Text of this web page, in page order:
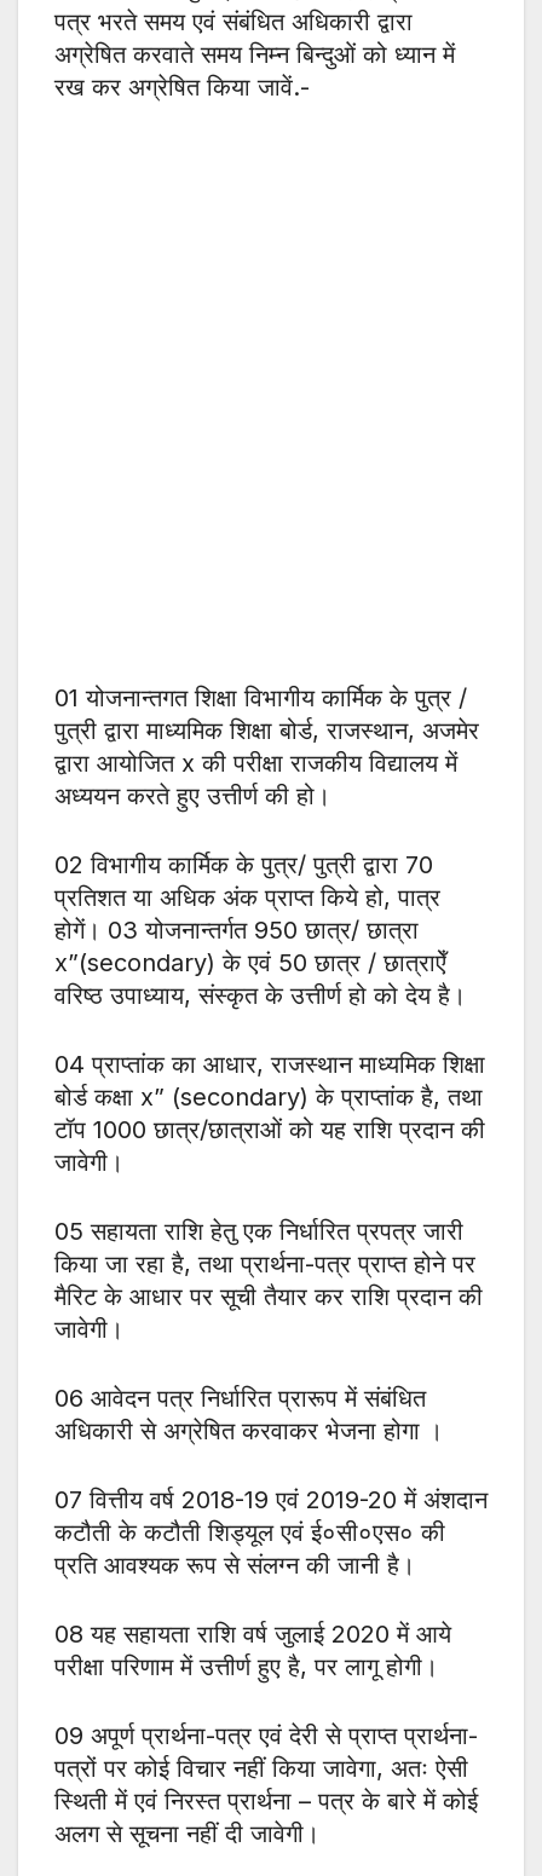
पत्र भरते समय एवं संबंधित अधिकारी द्वारा
अग्रेषित करवाते समय निम्न बिन्दुओं को ध्यान में
रख कर अग्रेषित किया जावें.-
01 योजनान्तगत शिक्षा विभागीय कार्मिक के पुत्र /
पुत्री द्वारा माध्यमिक शिक्षा बोर्ड, राजस्थान, अजमेर
द्वारा आयोजित x की परीक्षा राजकीय विद्यालय में
अध्ययन करते हुए उत्तीर्ण की हो।
02 विभागीय कार्मिक के पुत्र/ पुत्री द्वारा 70
प्रतिशत या अधिक अंक प्राप्त किये हो, पात्र
होगें। 03 योजनान्तर्गत 950 छात्र/ छात्रा
x”(secondary) के एवं 50 छात्र / छात्राऐँ
वरिष्ठ उपाध्याय, संस्कृत के उत्तीर्ण हो को देय है।
04 प्राप्तांक का आधार, राजस्थान माध्यमिक शिक्षा
बोर्ड कक्षा x” (secondary) के प्राप्तांक है, तथा
टॉप 1000 छात्र/छात्राओं को यह राशि प्रदान की
जावेगी।
05 सहायता राशि हेतु एक निर्धारित प्रपत्र जारी
किया जा रहा है, तथा प्रार्थना-पत्र प्राप्त होने पर
मैरिट के आधार पर सूची तैयार कर राशि प्रदान की
जावेगी।
06 आवेदन पत्र निर्धारित प्रारूप में संबंधित
अधिकारी से अग्रेषित करवाकर भेजना होगा ।
07 वित्तीय वर्ष 2018-19 एवं 2019-20 में अंशदान
कटौती के कटौती शिड्यूल एवं ई०सी०एस० की
प्रति आवश्यक रूप से संलग्न की जानी है।
08 यह सहायता राशि वर्ष जुलाई 2020 में आये
परीक्षा परिणाम में उत्तीर्ण हुए है, पर लागू होगी।
09 अपूर्ण प्रार्थना-पत्र एवं देरी से प्राप्त प्रार्थना-
पत्रों पर कोई विचार नहीं किया जावेगा, अतः ऐसी
स्थिती में एवं निरस्त प्रार्थना – पत्र के बारे में कोई
अलग से सूचना नहीं दी जावेगी।